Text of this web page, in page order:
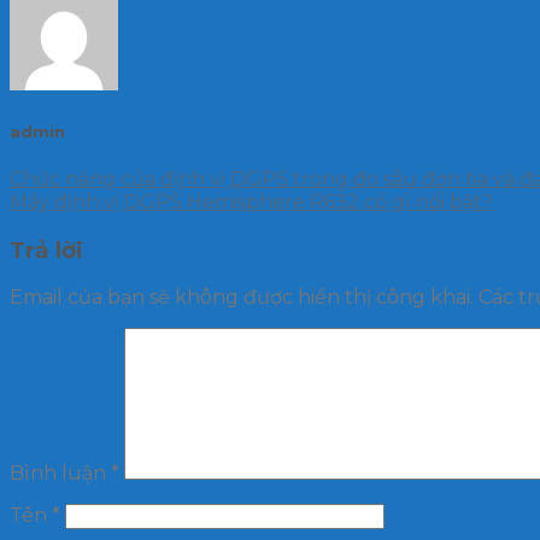
admin
Chức năng của định vị DGPS trong đo sâu đơn tia và
Máy định vị DGPS Hemisphere R632 có gì nổi bật?
Trả lời
Email của bạn sẽ không được hiển thị công khai. Các
Bình luận *
Tên *